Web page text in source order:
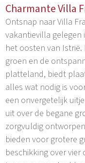
Charmante Villa
Ontsnap naar Villa
vakantievilla gelegen
het oosten van
groen en de
platteland, biedt
alles wat nodig is
een onvergetelijk
uit over de begane
zorgvuldig
bieden voor grotere
beschikking over